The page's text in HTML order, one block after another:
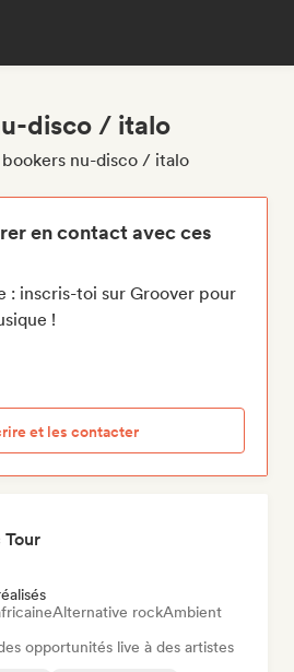
disco / italo
nu-disco / italo
en contact avec ces
: inscris-toi sur Groover pour
!
et les contacter
Tour
Alternative rockAmbient
opportunités live à des artistes